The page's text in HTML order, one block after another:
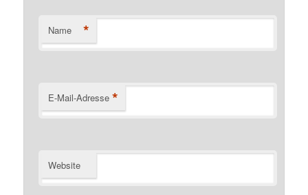
Name *
E-Mail-Adresse *
Website